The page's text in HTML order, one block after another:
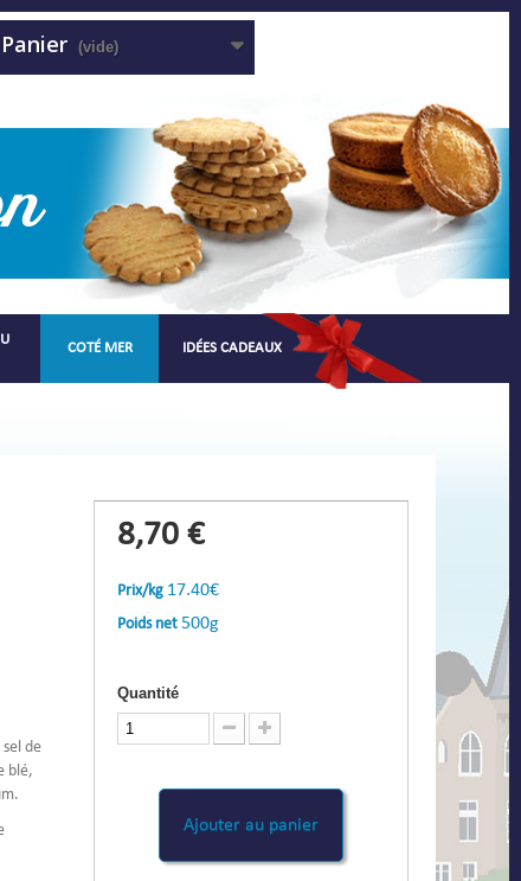
Panier (vide)
COTÉ MER IDÉES CADEAUX
de
blé,
8,70 €
Prix/kg 17.40€
Poids net 500g
Quantité
Ajouter au panier